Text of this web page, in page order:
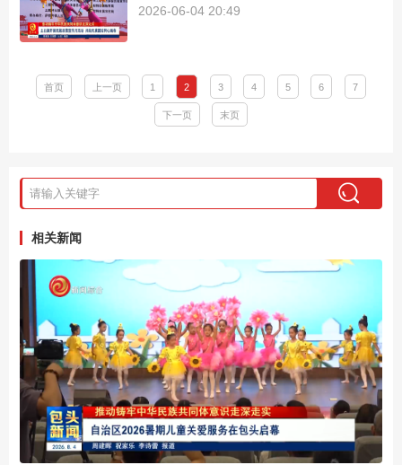
2026-06-04 20:49
首页 上一页 1 2 3 4 5 6 7
下一页 末页
相关新闻